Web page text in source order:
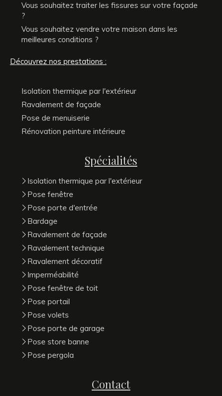
Vous souhaitez traiter les fissures sur votre façade
?
Vous souhaitez vendre votre maison dans les
meilleures conditions ?
Découvrez nos prestations :
Isolation thermique par l'extérieur
Ravalement de façade
Pose de menuiserie
Rénovation peinture intérieure
Spécialités
Isolation thermique par l'extérieur
Pose fenêtre
Pose porte d'entrée
Bardage
Ravalement de façade
Ravalement technique
Ravalement décoratif
Imperméabilité
Pose fenêtre de toit
Pose portail
Pose volets
Pose porte de garage
Pose store banne
Pose pergola
Contact